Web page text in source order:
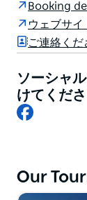
ハーバース
あるとともに
のデッキを備
通常のラン
のいずれか、
グデイクルー
さい。
シドニーオ
Booking
ウェブサイ
ご連絡くだ
ソーシャ
けてくだ
Facebook
Our